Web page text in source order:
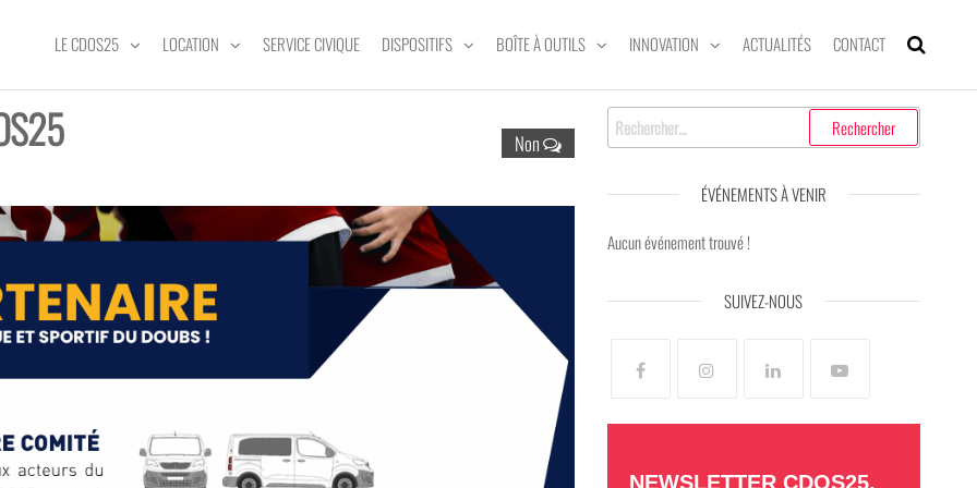
LE CDOS25 LOCATION SERVICE CIVIQUE DISPOSITIFS BOÎTE À OUTILS INNOVATION ACTUALITÉS CONTACT
Non
Rechercher :
ÉVÉNEMENTS À VENIR
Aucun événement trouvé !
SUIVEZ-NOUS
NEWSLETTER CDOS25,